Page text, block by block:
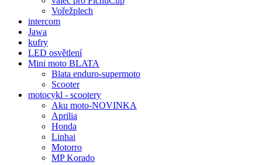
Vořežplech
intercom
Jawa
kufry
LED osvětlení
Mini moto BLATA
Blata enduro-supermoto
Scooter
motocykl - scootery
Aku moto-NOVINKA
Aprilia
Honda
Linhai
Motorro
MP Korado